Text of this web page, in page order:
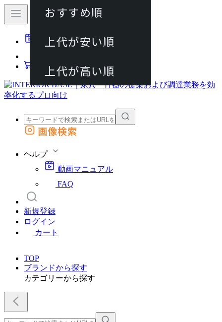
動画マニュアル
カート
外部サイトの商品をカートに追加
画像検索
ヘルプ
動画マニュアル
FAQ
新規登録
ログイン
カート
TOP
ブランドから探す
カテゴリーから探す
おすすめ順
上代が安い順
上代が高い順